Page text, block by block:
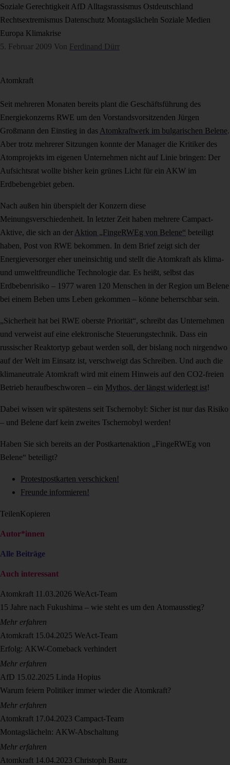
Soziale Gerechtigkeit AfD Alltagsrassismus Ostdeutschland
Rechtsextremismus Datenschutz Montagslächeln Soziale Medien
Europa Klimakrise
5. Februar 2009 Von Ferdinand Dürr
Atomkraft
Seit mehreren Monaten bereits plant die Geschäftsführung des
Energiekonzerns RWE um den Vorstandsvorsitzenden Jürgen
Großmann den Einstieg in das Atomkraftwerk im bulgarischen Belene.
Aber trotz mehrerer Sitzungen konnte der Manager die Kritiker des
Atomprojekts im eigenen Unternehmen nicht auf Linie bringen: Der
Aufsichtsrat wollte bisher kein grünes Licht für ein AKW im
Erdbebengebiet geben.
Nach außen hin überspielt der Konzern diese
Meinungsverschiedenheit. In letzter Zeit haben mehrere Campact-
Aktive, die sich an der Aktion „FingeRWEg von Belene“ beteiligt
haben, Post von RWE bekommen. In dem Brief zeigt sich der
Energieversorger eher uneinsichtig und stellt die Atomkraft als klima-
und umweltfreundliche Technologie dar. Es heißt, selbst das
Erdbebenrisiko – 1977 waren 120 Menschen in der Region um Belene
bei einem Beben ums Leben gekommen – könne beherrschbar sein.
„Sicherheit hat bei RWE oberste Priorität“, schreibt das Unternehmen
und verweist auf eine elektronische Steuerungstechnik. Dass ein
russischer Reaktortyp gebaut werden soll, der bislang noch nirgendwo
auf der Welt im Einsatz ist, verschweigt das Schreiben. Und auch die
klimaneutrale Atomkraft wird mit einem Hinweis auf den CO2-freien
Betrieb heraufbeschworen – ein Mythos, der längst widerlegt ist!
Dabei wissen wir spätestens seit Tschernobyl: Sicher ist nur das Risiko
– und Belene darf kein zweites Tschernobyl werden!
Haben Sie sich bereits an der Postkartenaktion „FingeRWEg von
Belene“ beteiligt?
Protestpostkarten verschicken!
Freunde informieren!
TeilenKopieren
Autor*innen
Alle Beiträge
Auch interessant
Atomkraft 11.03.2026 WeAct-Team
15 Jahre nach Fukushima – wie steht es um den Atomausstieg?
Mehr erfahren
Atomkraft 15.04.2025 WeAct-Team
Erfolg: AKW-Comeback verhindert
Mehr erfahren
AfD 15.02.2025 Linda Hopius
Warum feiern Politiker immer wieder die Atomkraft?
Mehr erfahren
Atomkraft 17.04.2023 Campact-Team
Montagslächeln: AKW-Abschaltung
Mehr erfahren
Atomkraft 14.04.2023 Christoph Bautz